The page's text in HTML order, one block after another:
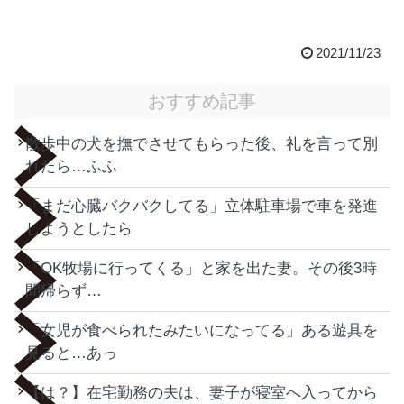
2021/11/23
おすすめ記事
散歩中の犬を撫でさせてもらった後、礼を言って別
れたら…ふふ
「まだ心臓バクバクしてる」立体駐車場で車を発進
しようとしたら
「OK牧場に行ってくる」と家を出た妻。その後3時
間帰らず…
「女児が食べられたみたいになってる」ある遊具を
見ると…あっ
【は？】在宅勤務の夫は、妻子が寝室へ入ってから